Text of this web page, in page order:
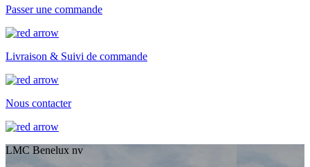
Passer une commande
Livraison & Suivi de commande
Nous contacter
LMC Benelux nv